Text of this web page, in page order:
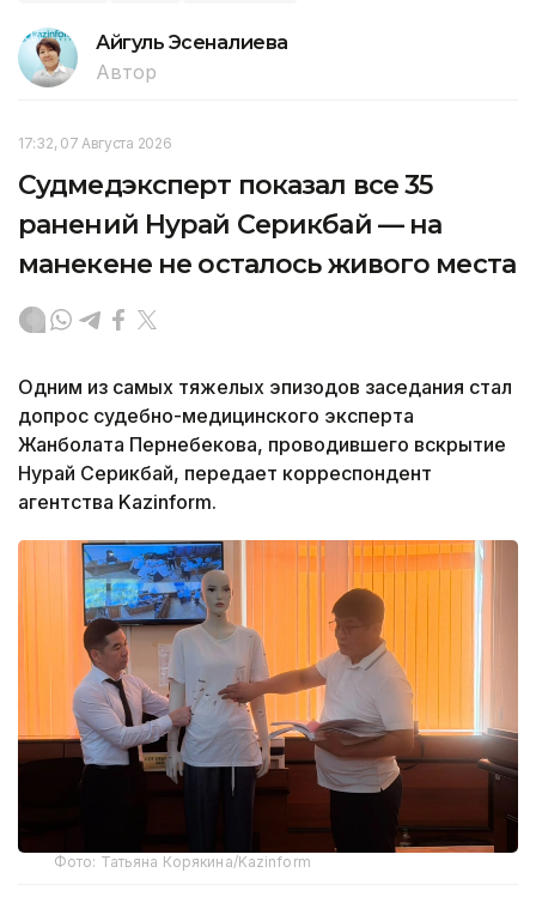
Айгуль Эсеналиева
Автор
17:32, 07 Августа 2026
Судмедэксперт показал все 35
ранений Нурай Серикбай — на
манекене не осталось живого места
Одним из самых тяжелых эпизодов заседания стал
допрос судебно-медицинского эксперта
Жанболата Пернебекова, проводившего вскрытие
Нурай Серикбай, передает корреспондент
агентства Kazinform.
Фото: Татьяна Корякина/Kazinform